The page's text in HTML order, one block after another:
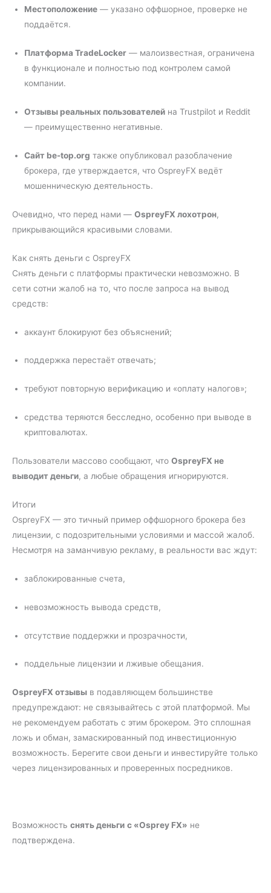
Местоположение — указано оффшорное, проверке не
поддаётся.
Платформа TradeLocker — малоизвестная, ограничена
в функционале и полностью под контролем самой
компании.
Отзывы реальных пользователей на Trustpilot и Reddit
— преимущественно негативные.
Сайт be-top.org также опубликовал разоблачение
брокера, где утверждается, что OspreyFX ведёт
мошенническую деятельность.
Очевидно, что перед нами — OspreyFX лохотрон,
прикрывающийся красивыми словами.
Как снять деньги с OspreyFX
Снять деньги с платформы практически невозможно. В
сети сотни жалоб на то, что после запроса на вывод
средств:
аккаунт блокируют без объяснений;
поддержка перестаёт отвечать;
требуют повторную верификацию и «оплату налогов»;
средства теряются бесследно, особенно при выводе в
криптовалютах.
Пользователи массово сообщают, что OspreyFX не
выводит деньги, а любые обращения игнорируются.
Итоги
OspreyFX — это тичный пример оффшорного брокера без
лицензии, с подозрительными условиями и массой жалоб.
Несмотря на заманчивую рекламу, в реальности вас ждут:
заблокированные счета,
невозможность вывода средств,
отсутствие поддержки и прозрачности,
поддельные лицензии и лживые обещания.
OspreyFX отзывы в подавляющем большинстве
предупреждают: не связывайтесь с этой платформой. Мы
не рекомендуем работать с этим брокером. Это сплошная
ложь и обман, замаскированный под инвестиционную
возможность. Берегите свои деньги и инвестируйте только
через лицензированных и проверенных посредников.
Возможность снять деньги с «Osprey FX» не
подтверждена.